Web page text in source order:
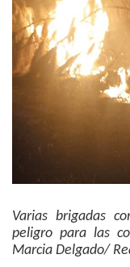
Varias brigadas
peligro para las
Marcia Delgado/